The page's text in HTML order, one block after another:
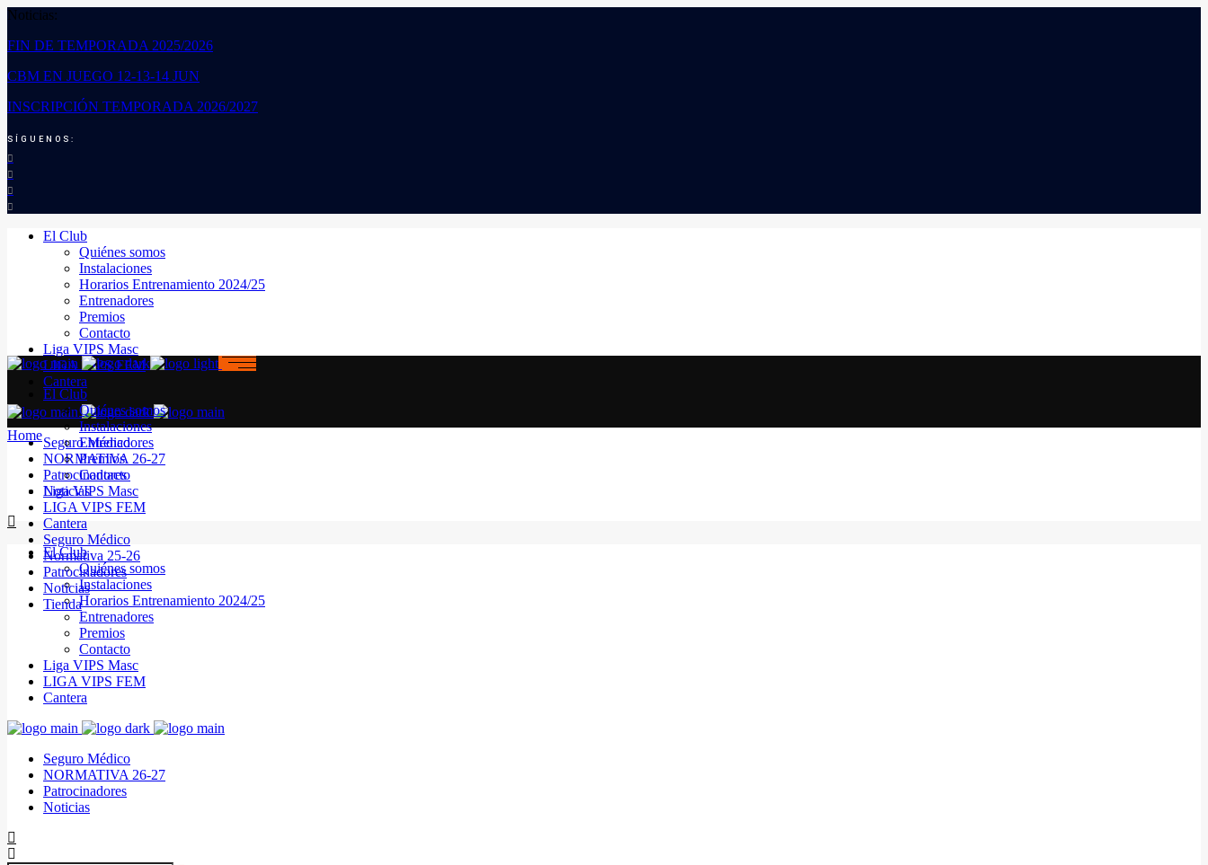
Noticias:
FIN DE TEMPORADA 2025/2026
CBM EN JUEGO 12-13-14 JUN
INSCRIPCIÓN TEMPORADA 2026/2027
SÍGUENOS:
El Club
Quiénes somos
Instalaciones
Horarios Entrenamiento 2024/25
Entrenadores
Premios
Contacto
Liga VIPS Masc
LIGA VIPS FEM
Cantera
Seguro Médico
NORMATIVA 26-27
Patrocinadores
Noticias
El Club
Quiénes somos
Instalaciones
Horarios Entrenamiento 2024/25
Entrenadores
Premios
Contacto
Liga VIPS Masc
LIGA VIPS FEM
Cantera
Seguro Médico
NORMATIVA 26-27
Patrocinadores
Noticias
El Club
Quiénes somos
Instalaciones
Entrenadores
Premios
Contacto
Liga VIPS Masc
LIGA VIPS FEM
Cantera
Seguro Médico
Normativa 25-26
Patrocinadores
Noticias
Tienda
Home